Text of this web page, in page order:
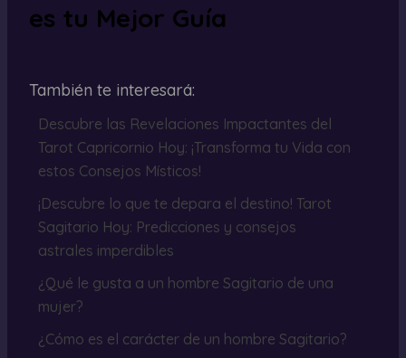
es tu Mejor Guía
También te interesará:
Descubre las Revelaciones Impactantes del
Tarot Capricornio Hoy: ¡Transforma tu Vida con
estos Consejos Místicos!
¡Descubre lo que te depara el destino! Tarot
Sagitario Hoy: Predicciones y consejos
astrales imperdibles
¿Qué le gusta a un hombre Sagitario de una
mujer?
¿Cómo es el carácter de un hombre Sagitario?